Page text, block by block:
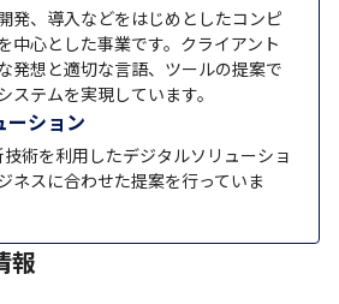
発、導入などをはじめとしたコンピ
中心とした事業です。クライアント
発想と適切な言語、ツールの提案で
ステムを実現しています。
ーション
術を利用したデジタルソリューショ
ネスに合わせた提案を行っていま
報